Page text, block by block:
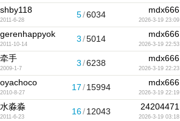
shby118
2011-6-28
5/6034 mdx666
2026-3-19 23:09
gerenhappyok
2011-10-14
3/5014 mdx666
2026-3-19 22:53
牵手
2009-1-7
3/6238 mdx666
2026-3-19 22:23
oyachoco
2010-8-27
17/ 15994 mdx666
2026-3-19 22:19
水淼淼
2011-6-23
16/ 12043 24204471
2026-3-19 03:18